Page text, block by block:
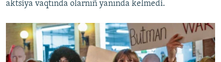
aktsiya vaqtında olarnıñ yanında kelmedi.